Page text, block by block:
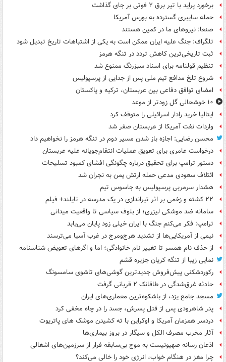
برخورد پراید با تیر برق ۲ فوتی بر جای گذاشت
حمله سایبری گسترده به بورس آمریکا
صنعا: نیروهای ما در کمین‌ هستند
تلگراف: جنگ علیه ایران ممکن است به یکی از اشتباهات تاریخ تبدیل شود
ثبت تاریخی‌ترین کاهش تردد در تنگه هرمز
تنظیم قولنامه برای اسناد سبزرنگ ممنوع شد
شروع تلخ مدافع تیم ملی پس از جدایی از پرسپولیس
امضای توافق دفاعی بین عربستان، ترکیه و پاکستان
۱۰ خوشحالی گل زودتر از موعد
ایتالیا خرید رادار اسرائیلی را متوقف کرد
واردات نفت آمریکا از عربستان صفر شد
محسن رضایی: اجازه باز شدن مسیر دوم در تنگه هرمز را نخواهیم داد
درخواست عامری برای تعویق عملیات انتقام‌جویانه علیه عربستان
دستور ترامپ برای تحقیق درباره چگونگی افشای کمبود تسلیحات
ائتلاف سعودی مدعی حمله ارتش یمن به نجران شد
هشدار سرمربی پرسپولیس به جاسوس تیم
۲۲ کشته و زخمی بر اثر تیراندازی در یک مدرسه در تایلند+ فیلم
سامانه ضد موشکی لیزری؛ از بلوف سیاسی تا واقعیت میدانی
ترامپ: فکر می‌کنم جنگ با ایران خیلی زود پایان می‌یابد
نیمی از آمریکایی‌ها از تشدید هرج‌ومرج در غرب آسیا می‌ترسند
از حذف نام همسر تا تغییر نام خانوادگی؛ اما و اگرهای تعویض شناسنامه
نمایی زیبا از تنگه کریان جزیره قشم
رکوردشکنی پیش‌فروش جدیدترین گوشی‌های تاشوی سامسونگ
حادثه غرق‌شدگی در طاقانک ۲ قربانی گرفت
مسجد جامع یزد، از باشکوه‌ترین معماری‌های ایران
پدر شاهرودی پس از قتل پسرش، جسد را در چاه مخفی کرد
دردسر همزمان آمریکا و اوکراین با ته کشیدن موشک های پاتریوت
آثار مخرب مصرف الکل و سیگار در بروز بیماری‌ها
اذعان رسانه صهیونیست به موج بی‌سابقه فرار از سرزمین‌های اشغالی
چرا مغز در هنگام خواب، انرژی خود را خالی می‌کند؟